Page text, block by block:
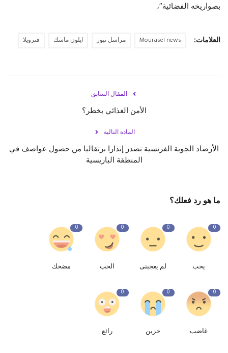
بصواريخه الفضائية”،
العلامات: Mourasel news مراسل نيوز ايلون ماسك فنزويلا
المقال السابق
الأمن الغذائي بخطر؟
المادة التالية
الأرصاد الجوية الفرنسية تصدر إنذارا برتقاليا من حصول عواصف في
المنطقة الباريسية
ما هو رد فعلك؟
0
يحب
0
لم يعجبنى
0
الحب
0
مضحك
0
غاضب
0
حزين
0
رائع